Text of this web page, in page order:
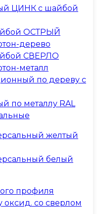
ЦИНК с шайбой
ОСТРЫЙ
дерево
СВЕРЛО
металл
по дереву с
по металлу RAL
желтый
белый
профиля
оксид. со сверлом